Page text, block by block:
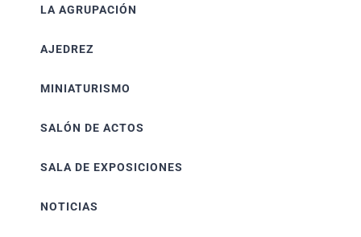
LA AGRUPACIÓN
AJEDREZ
MINIATURISMO
SALÓN DE ACTOS
SALA DE EXPOSICIONES
NOTICIAS